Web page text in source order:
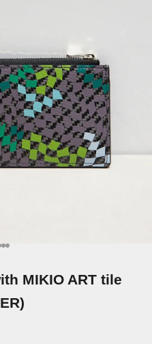
Error: Missing interpolation
Error: Missing interpolation
Error: Missing interpolation
I18n Error: Missing interpolation
I18n Error: Missing interpolation
MIKIO ART tile